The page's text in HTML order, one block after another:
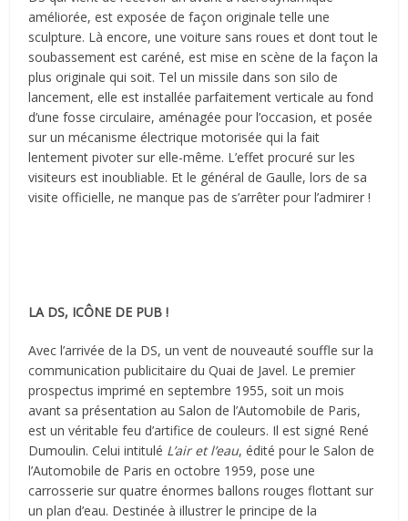
améliorée, est exposée de façon originale telle une
sculpture. Là encore, une voiture sans roues et dont tout le
soubassement est caréné, est mise en scène de la façon la
plus originale qui soit. Tel un missile dans son silo de
lancement, elle est installée parfaitement verticale au fond
d’une fosse circulaire, aménagée pour l’occasion, et posée
sur un mécanisme électrique motorisée qui la fait
lentement pivoter sur elle-même. L’effet procuré sur les
visiteurs est inoubliable. Et le général de Gaulle, lors de sa
visite officielle, ne manque pas de s’arrêter pour l’admirer !
LA DS, ICÔNE DE PUB !
Avec l’arrivée de la DS, un vent de nouveauté souffle sur la
communication publicitaire du Quai de Javel. Le premier
prospectus imprimé en septembre 1955, soit un mois
avant sa présentation au Salon de l’Automobile de Paris,
est un véritable feu d’artifice de couleurs. Il est signé René
Dumoulin. Celui intitulé L’air et l’eau, édité pour le Salon de
l’Automobile de Paris en octobre 1959, pose une
carrosserie sur quatre énormes ballons rouges flottant sur
un plan d’eau. Destinée à illustrer le principe de la